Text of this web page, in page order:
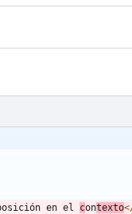
en el contexto